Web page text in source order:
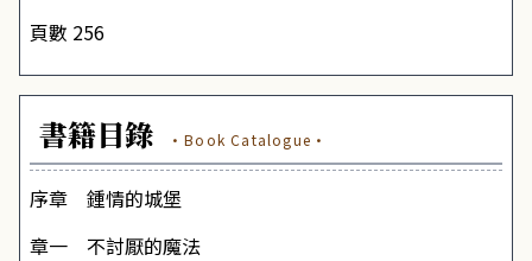
頁數 256
書籍目錄 ·Book Catalogue·
序章 鍾情的城堡
章一 不討厭的魔法